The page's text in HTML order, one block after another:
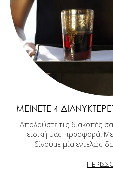
ΜΕΊΝΕΤΕ 4
Απολαύστε τις διακοπές
ειδική μας προσφορά!
δίνουμε μία εντελώς